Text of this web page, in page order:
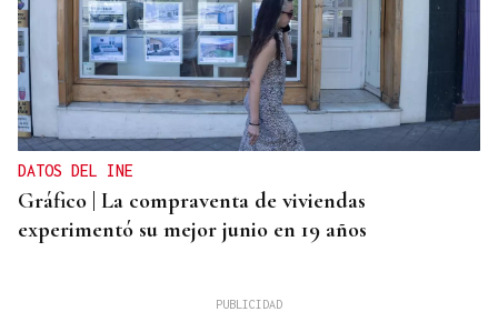
DATOS DEL INE
Gráfico | La compraventa de viviendas
experimentó su mejor junio en 19 años